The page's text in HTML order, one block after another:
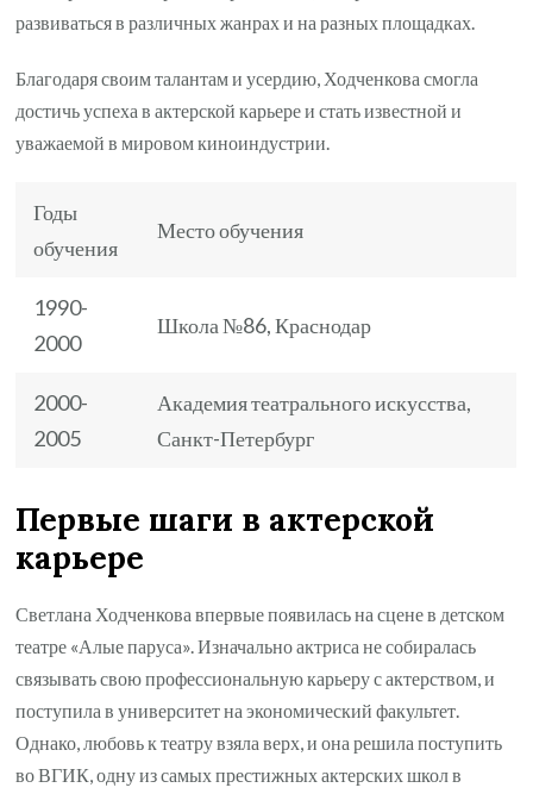
развиваться в различных жанрах и на разных площадках.
Благодаря своим талантам и усердию, Ходченкова смогла
достичь успеха в актерской карьере и стать известной и
уважаемой в мировом киноиндустрии.
Годы
обучения
Место обучения
1990-
2000
Школа №86, Краснодар
2000-
2005
Академия театрального искусства,
Санкт-Петербург
Первые шаги в актерской
карьере
Светлана Ходченкова впервые появилась на сцене в детском
театре «Алые паруса». Изначально актриса не собиралась
связывать свою профессиональную карьеру с актерством, и
поступила в университет на экономический факультет.
Однако, любовь к театру взяла верх, и она решила поступить
во ВГИК, одну из самых престижных актерских школ в